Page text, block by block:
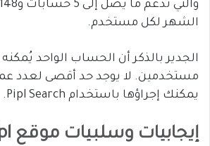
الشهر لكل مستخدم.
مستخدمين. لا يوجد حد أقصى لعدد
يمكنك إجراؤها باستخدام Pipl Search.
إيجابيات وسلبيات موقع Pipl